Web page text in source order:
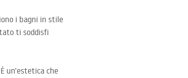
i bagni in stile
ti soddisfi
un’estetica che